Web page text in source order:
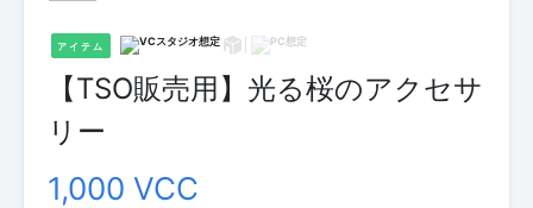
アイテム
【TSO販売用】光る桜のアクセサ
リー
1,000 VCC